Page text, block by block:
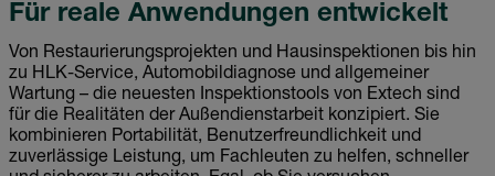
Für reale Anwendungen entwickelt
Von Restaurierungsprojekten und Hausinspektionen bis hin
zu HLK-Service, Automobildiagnose und allgemeiner
Wartung – die neuesten Inspektionstools von Extech sind
für die Realitäten der Außendienstarbeit konzipiert. Sie
kombinieren Portabilität, Benutzerfreundlichkeit und
zuverlässige Leistung, um Fachleuten zu helfen, schneller